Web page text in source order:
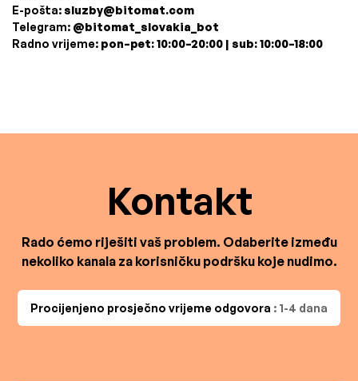
E-pošta:sluzby@bitomat.com
Telegram: @bitomat_slovakia_bot
Radno vrijeme: pon–pet: 10:00–20:00 | sub: 10:00–18:00
Kontakt
Rado ćemo riješiti vaš problem. Odaberite između
nekoliko kanala za korisničku podršku koje nudimo.
Procijenjeno prosječno vrijeme odgovora : 1-4 dana